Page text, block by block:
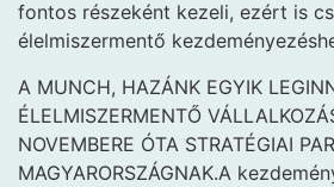
fontos részeként kezeli, ezért is
élelmiszermentő
A MUNCH, HAZÁNK EGYIK
ÉLELMISZERMENTŐ
NOVEMBERE ÓTA STRATÉGIAI
MAGYARORSZÁGNAK.A